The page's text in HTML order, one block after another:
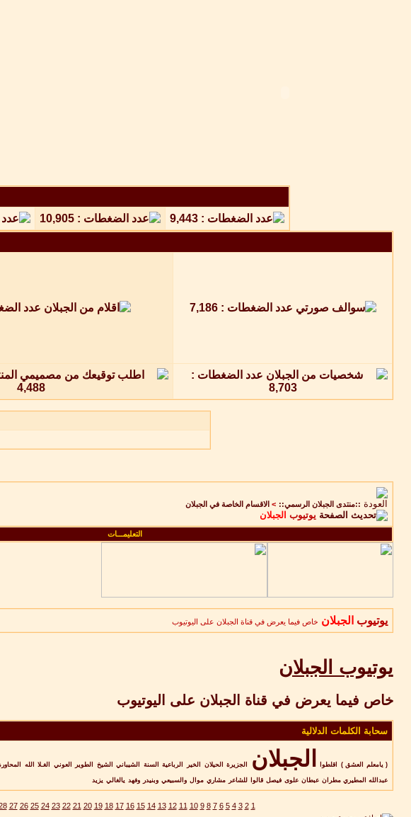
::منتدى الجبلان الرسمي:: > الاقسام الخاصة في الجبلان
يوتيوب الجبلان
التعليمـــات
يوتيوب الجبلان خاص فيما يعرض في قناة الجبلان على اليوتيوب
يوتيوب الجبلان
خاص فيما يعرض في قناة الجبلان على اليوتيوب
سحابة الكلمات الدلالية
( يامعلم العشق ) اقلطوا الجبلان الجزيرة الحيلان الخير الرباعية السنة الشيباني الشيخ الطوير العوني الغـلا الله
عبدالله المطيري مطران عبطان علوى فيصل قالوا للشاعر مشاري‏ موال والسبيعي وبنيدر وفهد يالغالي يزيد
1
2
3
4
5
6
7
8
9
10
11
12
13
14
15
16
17
18
19
20
21
22
23
24
25
26
27